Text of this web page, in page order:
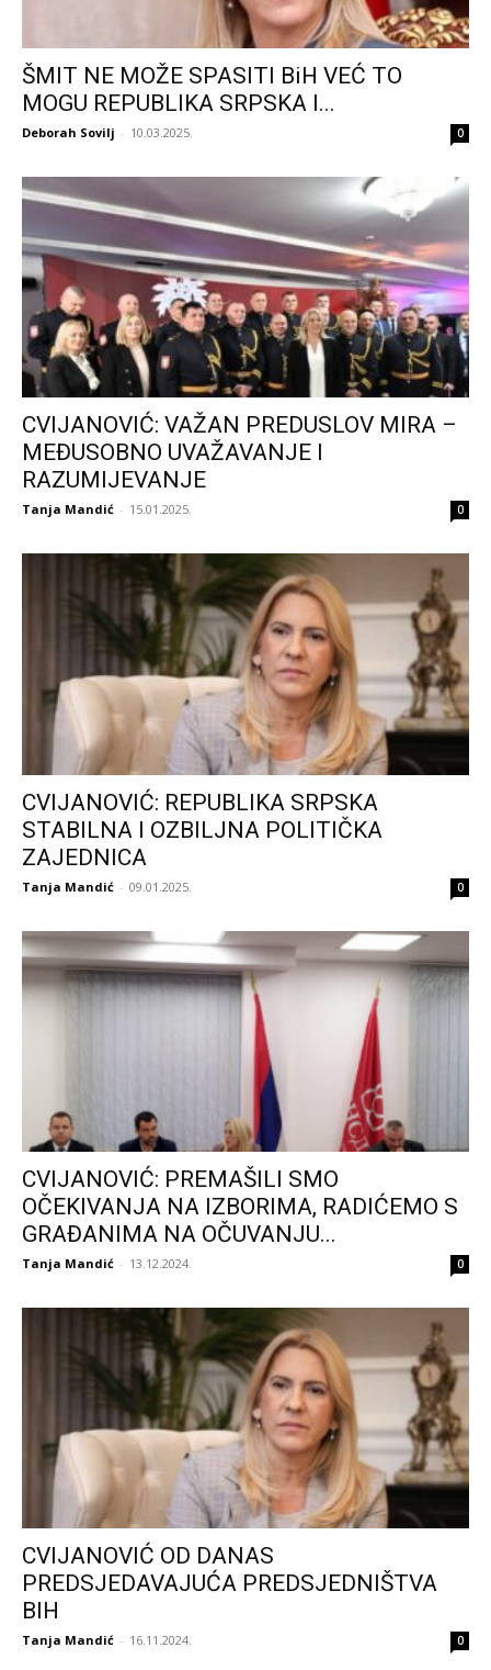
ŠMIT NE MOŽE SPASITI BiH VEĆ TO
MOGU REPUBLIKA SRPSKA I...
Deborah Sovilj - 10.03.2025. 0
CVIJANOVIĆ: VAŽAN PREDUSLOV MIRA –
MEĐUSOBNO UVAŽAVANJE I
RAZUMIJEVANJE
Tanja Mandić - 15.01.2025. 0
CVIJANOVIĆ: REPUBLIKA SRPSKA
STABILNA I OZBILJNA POLITIČKA
ZAJEDNICA
Tanja Mandić - 09.01.2025. 0
CVIJANOVIĆ: PREMAŠILI SMO
OČEKIVANJA NA IZBORIMA, RADIĆEMO S
GRAĐANIMA NA OČUVANJU...
Tanja Mandić - 13.12.2024. 0
CVIJANOVIĆ OD DANAS
PREDSJEDAVAJUĆA PREDSJEDNIŠTVA
BIH
Tanja Mandić - 16.11.2024. 0